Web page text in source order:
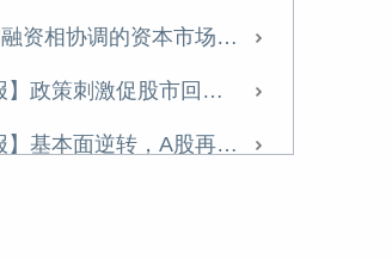
资金的虹吸效应
健全投资和融资相协调的资本市场功能
【NIFD季报】政策刺激促股市回升 重组概念股波动加大——2024年度股票市场
【NIFD季报】基本面逆转，A股再现“井喷”——2024Q3股票市场